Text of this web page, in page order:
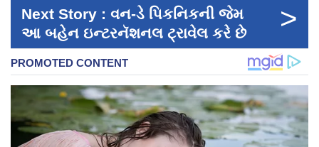
Next Story : વન-ડે પિકનિકની જેમ
આ બહેન ઇન્ટરનૅશનલ ટ્રાવેલ કરે છે
>